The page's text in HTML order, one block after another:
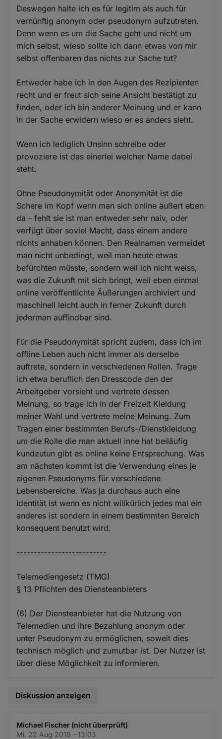
Deswegen halte ich es für legitim als auch für
vernünftig anonym oder pseudonym aufzutreten.
Denn wenn es um die Sache geht und nicht um
mich selbst, wieso sollte ich dann etwas von mir
selbst offenbaren das nichts zur Sache tut?
Entweder habe ich in den Augen des Rezipienten
recht und er freut sich seine Ansicht bestätigt zu
finden, oder ich bin anderer Meinung und er kann
in der Sache erwidern wieso er es anders sieht.
Wenn ich lediglich Unsinn schreibe oder
provoziere ist das einerlei welcher Name dabei
steht.
Ohne Pseudonymität oder Anonymität ist die
Schere im Kopf wenn man sich online äußert eben
da - fehlt sie ist man entweder sehr naiv, oder
verfügt über soviel Macht, dass einem andere
nichts anhaben können. Den Realnamen vermeidet
man nicht unbedingt, weil man heute etwas
befürchten müsste, sondern weil ich nicht weiss,
was die Zukunft mit sich bringt, weil eben einmal
online veröffentlichte Äußerungen archiviert und
maschinell leicht auch in ferner Zukunft durch
jederman auffindbar sind.
Für die Pseudonymität spricht zudem, dass ich im
offline Leben auch nicht immer als derselbe
auftrete, sondern in verschiedenen Rollen. Trage
ich etwa beruflich den Dresscode den der
Arbeitgeber vorsieht und vertrete dessen
Meinung, so trage ich in der Freizeit Kleidung
meiner Wahl und vertrete meine Meinung. Zum
Tragen einer bestimmten Berufs-/Dienstkleidung
um die Rolle die man aktuell inne hat beiläufig
kundzutun gibt es online keine Entsprechung. Was
am nächsten kommt ist die Verwendung eines je
eigenen Pseudonyms für verschiedene
Lebensbereiche. Was ja durchaus auch eine
Identität ist wenn es nicht willkürlich jedes mal ein
anderes ist sondern in einem bestimmten Bereich
konsequent benutzt wird.
--------------------------
Telemediengesetz (TMG)
§ 13 Pflichten des Diensteanbieters
(6) Der Diensteanbieter hat die Nutzung von
Telemedien und ihre Bezahlung anonym oder
unter Pseudonym zu ermöglichen, soweit dies
technisch möglich und zumutbar ist. Der Nutzer ist
über diese Möglichkeit zu informieren.
Diskussion anzeigen
Michael Fischer (nicht überprüft)
Mi. 22 Aug 2018 - 13:03